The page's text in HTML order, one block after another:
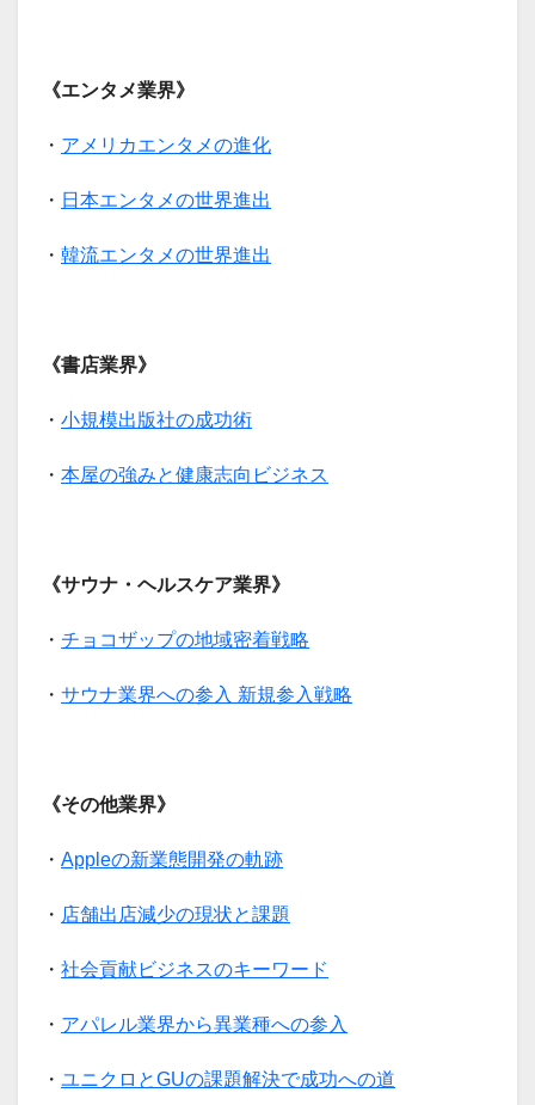
《エンタメ業界》
・ アメリカエンタメの進化
・ 日本エンタメの世界進出
・ 韓流エンタメの世界進出
《書店業界》
・ 小規模出版社の成功術
・ 本屋の強みと健康志向ビジネス
《サウナ・ヘルスケア業界》
・ チョコザップの地域密着戦略
・ サウナ業界への参入 新規参入戦略
《その他業界》
・ Appleの新業態開発の軌跡
・ 店舗出店減少の現状と課題
・ 社会貢献ビジネスのキーワード
・ アパレル業界から異業種への参入
・ ユニクロとGUの課題解決で成功への道